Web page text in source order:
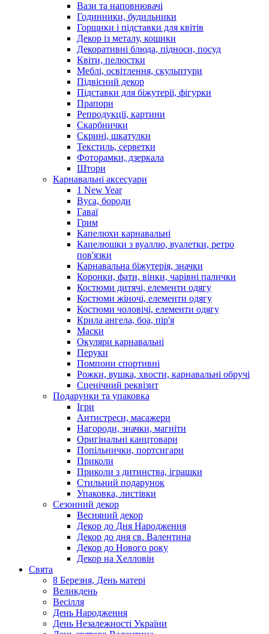
Вази та наповнювачі
Годинники, будильники
Горщики і підставки для квітів
Декор із металу, кошики
Декоративні блюда, підноси, посуд
Квіти, пелюстки
Меблі, освітлення, скульптури
Підвісний декор
Підставки для біжутерії, фігурки
Прапори
Репродукції, картини
Скарбнички
Скрині, шкатулки
Текстиль, серветки
Фоторамки, дзеркала
Штори
Карнавальні аксесуари
1 New Year
Вуса, бороди
Гаваї
Грим
Капелюхи карнавальні
Капелюшки з вуаллю, вуалетки, ретро
пов'язки
Карнавальна біжутерія, значки
Коронки, фати, вінки, чарівні палички
Костюми дитячі, елементи одягу
Костюми жіночі, елементи одягу
Костюми чоловічі, елементи одягу
Крила ангела, боа, пір'я
Маски
Окуляри карнавальні
Перуки
Помпони спортивні
Рожки, вушка, хвости, карнавальні обручі
Сценічний реквізит
Подарунки та упаковка
Ігри
Антистреси, масажери
Нагороди, значки, магніти
Оригінальні канцтовари
Попільнички, портсигари
Приколи
Приколи з дитинства, іграшки
Стильний подарунок
Упаковка, листівки
Сезонний декор
Весняний декор
Декор до Дня Народження
Декор до дня св. Валентина
Декор до Нового року
Декор на Хелловін
Свята
8 Березня, День матері
Великдень
Весілля
День Народження
День Незалежності України